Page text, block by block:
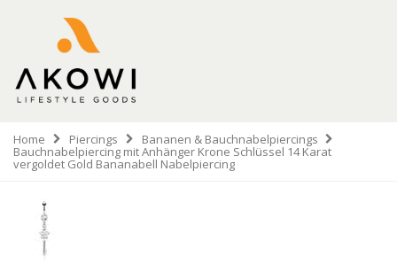
Home Piercings Bananen & Bauchnabelpiercings
Bauchnabelpiercing mit Anhänger Krone Schlüssel 14 Karat
vergoldet Gold Bananabell Nabelpiercing